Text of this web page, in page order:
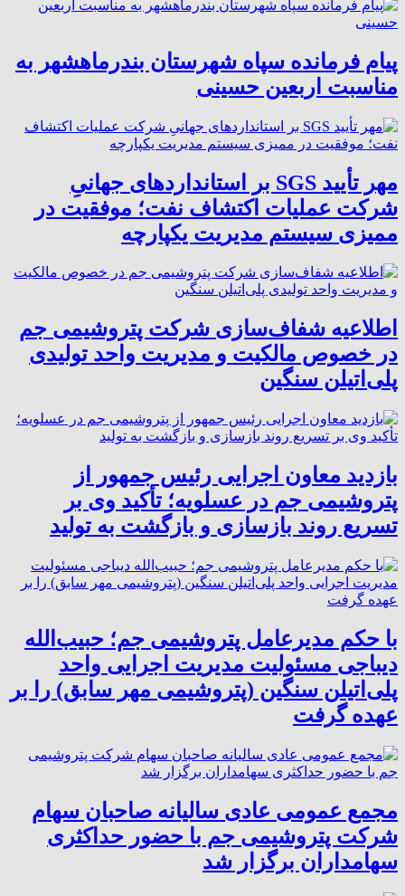
پیام فرمانده سپاه شهرستان بندرماهشهر به
مناسبت اربعین حسینی
مهر تأیید SGS بر استانداردهای جهانیِ
شرکت عملیات اکتشاف نفت؛ موفقیت در
ممیزی سیستم مدیریت یکپارچه
اطلاعیه شفاف‌سازی شرکت پتروشیمی جم
در خصوص مالکیت و مدیریت واحد تولیدی
پلی‌اتیلن سنگین
بازدید معاون اجرایی رئیس جمهور از
پتروشیمی جم در عسلویه؛ تأکید وی بر
تسریع روند بازسازی و بازگشت به تولید
با حکم مدیرعامل پتروشیمی جم؛ حبیب‌الله
دیباجی مسئولیت مدیریت اجرایی واحد
پلی‌اتیلن سنگین (پتروشیمی مهر سابق) را بر
عهده گرفت
مجمع عمومی عادی سالیانه صاحبان سهام
شرکت پتروشیمی جم با حضور حداکثری
سهامداران برگزار شد